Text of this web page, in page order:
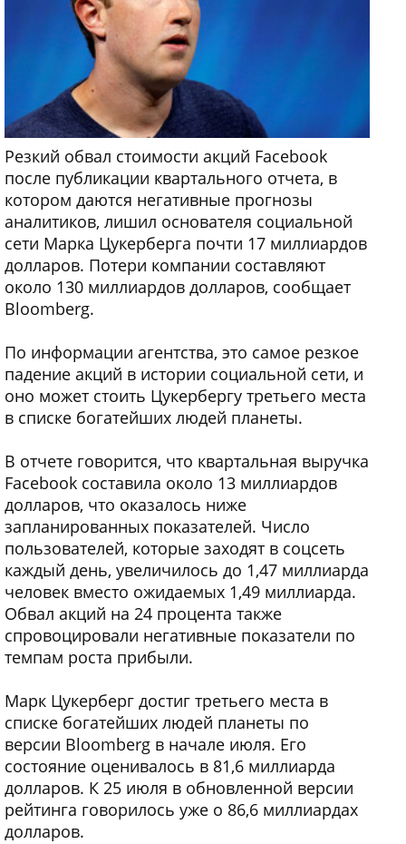
Резкий обвал стоимости акций Facebook
после публикации квартального отчета, в
котором даются негативные прогнозы
аналитиков, лишил основателя социальной
сети Марка Цукерберга почти 17 миллиардов
долларов. Потери компании составляют
около 130 миллиардов долларов, сообщает
Bloomberg.
По информации агентства, это самое резкое
падение акций в истории социальной сети, и
оно может стоить Цукербергу третьего места
в списке богатейших людей планеты.
В отчете говорится, что квартальная выручка
Facebook составила около 13 миллиардов
долларов, что оказалось ниже
запланированных показателей. Число
пользователей, которые заходят в соцсеть
каждый день, увеличилось до 1,47 миллиарда
человек вместо ожидаемых 1,49 миллиарда.
Обвал акций на 24 процента также
спровоцировали негативные показатели по
темпам роста прибыли.
Марк Цукерберг достиг третьего места в
списке богатейших людей планеты по
версии Bloomberg в начале июля. Его
состояние оценивалось в 81,6 миллиарда
долларов. К 25 июля в обновленной версии
рейтинга говорилось уже о 86,6 миллиардах
долларов.